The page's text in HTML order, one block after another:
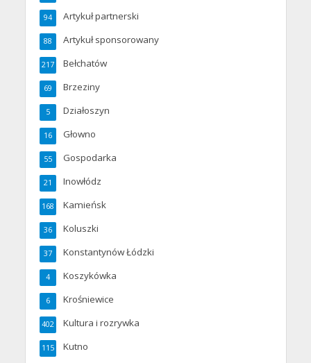
Artykuł partnerski
94
Artykuł sponsorowany
88
Bełchatów
217
Brzeziny
69
Działoszyn
5
Głowno
16
Gospodarka
55
Inowłódz
21
Kamieńsk
168
Koluszki
36
Konstantynów Łódzki
37
Koszykówka
4
Krośniewice
6
Kultura i rozrywka
402
Kutno
115